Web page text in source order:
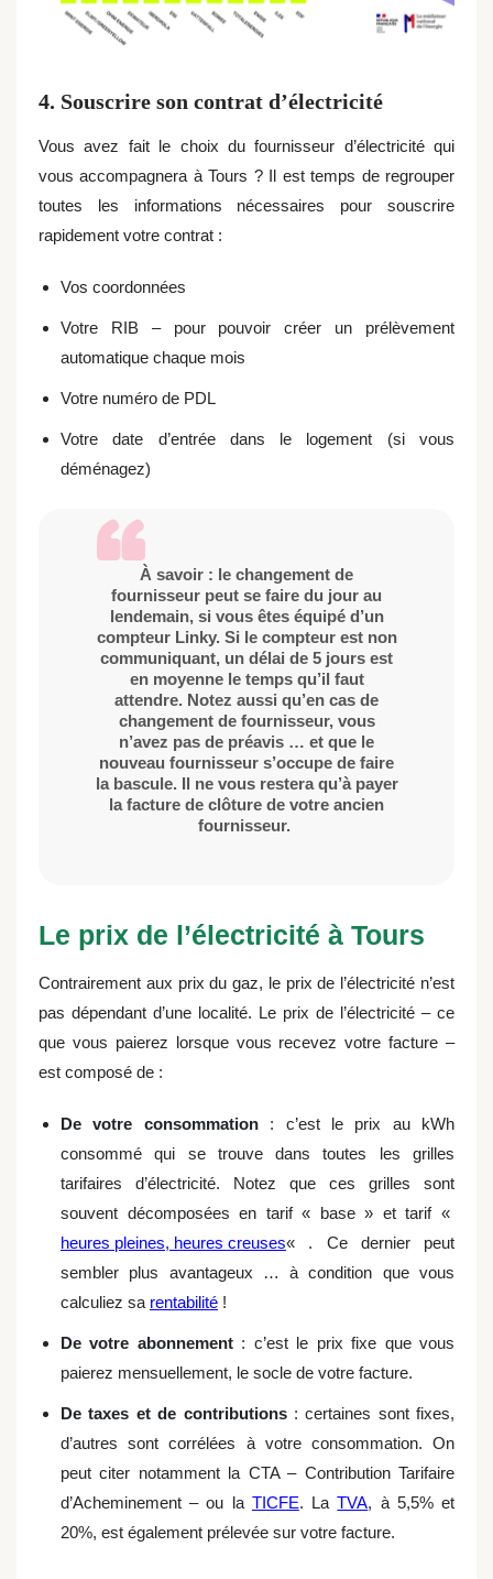
4. Souscrire son contrat d’électricité
Vous avez fait le choix du fournisseur d’électricité qui
vous accompagnera à Tours ? Il est temps de regrouper
toutes les informations nécessaires pour souscrire
rapidement votre contrat :
Vos coordonnées
Votre RIB – pour pouvoir créer un prélèvement
automatique chaque mois
Votre numéro de PDL
Votre date d’entrée dans le logement (si vous
déménagez)
À savoir : le changement de
fournisseur peut se faire du jour au
lendemain, si vous êtes équipé d’un
compteur Linky. Si le compteur est non
communiquant, un délai de 5 jours est
en moyenne le temps qu’il faut
attendre. Notez aussi qu’en cas de
changement de fournisseur, vous
n’avez pas de préavis … et que le
nouveau fournisseur s’occupe de faire
la bascule. Il ne vous restera qu’à payer
la facture de clôture de votre ancien
fournisseur.
Le prix de l’électricité à Tours
Contrairement aux prix du gaz, le prix de l’électricité n’est
pas dépendant d’une localité. Le prix de l’électricité – ce
que vous paierez lorsque vous recevez votre facture –
est composé de :
De votre consommation: c’est le prix au kWh
consommé qui se trouve dans toutes les grilles
tarifaires d’électricité. Notez que ces grilles sont
souvent décomposées en tarif « base » et tarif «
heures pleines, heures creuses« . Ce dernier peut
sembler plus avantageux … à condition que vous
calculiez sa rentabilité !
De votre abonnement: c’est le prix fixe que vous
paierez mensuellement, le socle de votre facture.
De taxes et de contributions: certaines sont fixes,
d’autres sont corrélées à votre consommation. On
peut citer notamment la CTA – Contribution Tarifaire
d’Acheminement – ou la TICFE. LaTVA, à 5,5% et
20%, est également prélevée sur votre facture.